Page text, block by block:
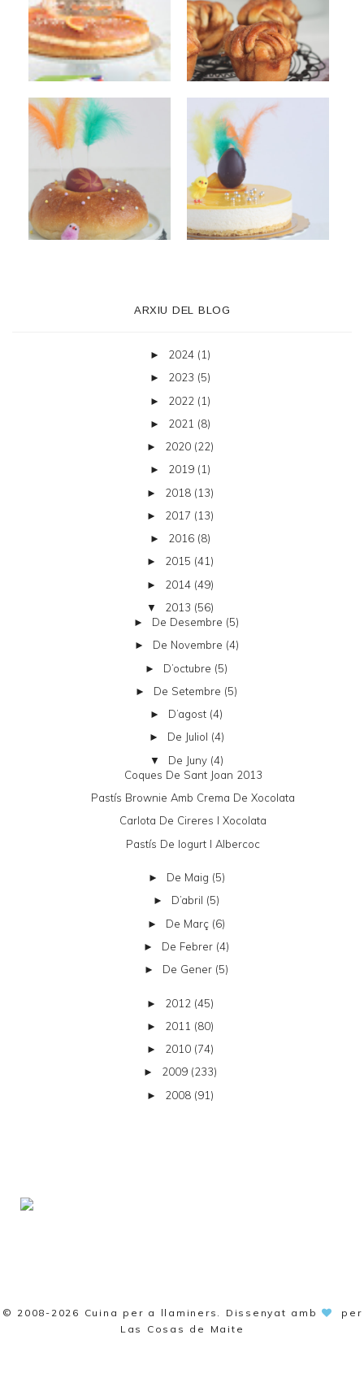
ARXIU DEL BLOG
► 2024 (1)
► 2023 (5)
► 2022 (1)
► 2021 (8)
► 2020 (22)
► 2019 (1)
► 2018 (13)
► 2017 (13)
► 2016 (8)
► 2015 (41)
► 2014 (49)
▼ 2013 (56)
► De Desembre (5)
► De Novembre (4)
► D’octubre (5)
► De Setembre (5)
► D’agost (4)
► De Juliol (4)
▼ De Juny (4)
Coques De Sant Joan 2013
Pastís Brownie Amb Crema De Xocolata
Carlota De Cireres I Xocolata
Pastís De Iogurt I Albercoc
► De Maig (5)
► D’abril (5)
► De Març (6)
► De Febrer (4)
► De Gener (5)
► 2012 (45)
► 2011 (80)
► 2010 (74)
► 2009 (233)
► 2008 (91)
© 2008-2026 Cuina per a llaminers . Dissenyat amb
per
Las Cosas de Maite